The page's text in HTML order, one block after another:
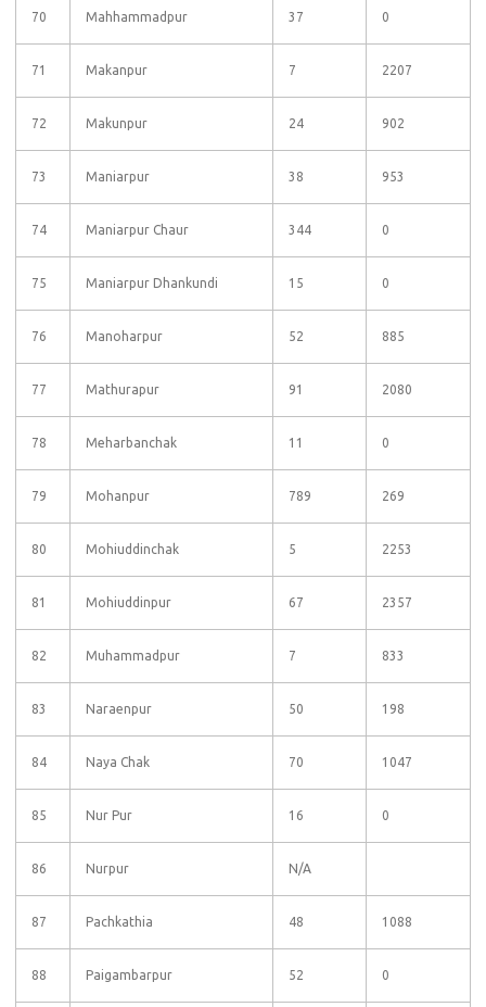
70 Mahhammadpur 37 0
71 Makanpur 7 2207
72 Makunpur 24 902
73 Maniarpur 38 953
74 Maniarpur Chaur 344 0
75 Maniarpur Dhankundi 15 0
76 Manoharpur 52 885
77 Mathurapur 91 2080
78 Meharbanchak 11 0
79 Mohanpur 789 269
80 Mohiuddinchak 5 2253
81 Mohiuddinpur 67 2357
82 Muhammadpur 7 833
83 Naraenpur 50 198
84 Naya Chak 70 1047
85 Nur Pur 16 0
86 Nurpur N/A
87 Pachkathia 48 1088
88 Paigambarpur 52 0